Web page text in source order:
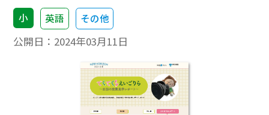
小 英語 その他
公開日： 2024年03月11日